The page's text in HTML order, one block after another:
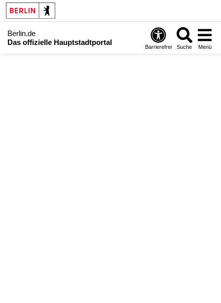
Berlin.de
Das offizielle Hauptstadtportal
Barrierefrei Suche Menü